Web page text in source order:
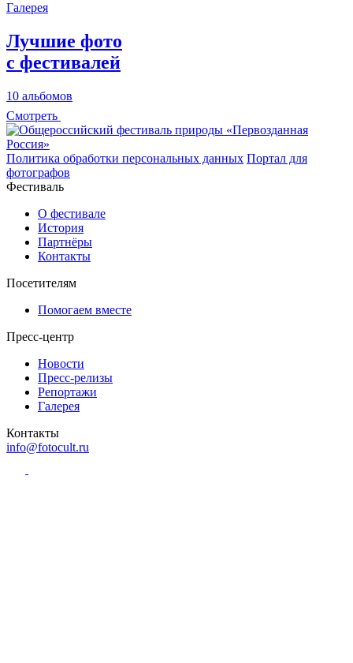
Галерея
Лучшие фото
с фестивалей
10 альбомов
Смотреть
Политика обработки персональных данных Портал для
фотографов
Фестиваль
О фестивале
История
Партнёры
Контакты
Посетителям
Помогаем вместе
Пресс-центр
Новости
Пресс-релизы
Репортажи
Галерея
Контакты
info@fotocult.ru